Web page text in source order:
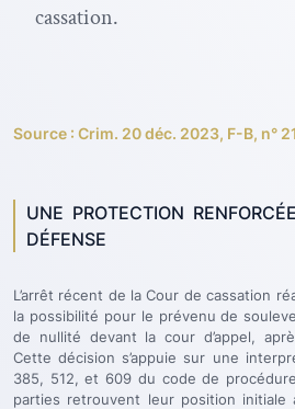
cassation.
Source : Crim. 20 déc. 2023, F-B, n°
UNE PROTECTION
DÉFENSE
L’arrêt récent de la Cour de cassation
la possibilité pour le prévenu de
de nullité devant la cour d’appel,
Cette décision s’appuie sur une
385, 512, et 609 du code de
parties retrouvent leur position initiale